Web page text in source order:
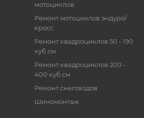
мотоциклов
Ремонт мотоциклов эндуро/
кросс
Ремонт квадроциклов 50 - 190
куб.см
Ремонт квадроциклов 200 -
400 куб.см
Ремонт снегоходов
Шиномонтаж